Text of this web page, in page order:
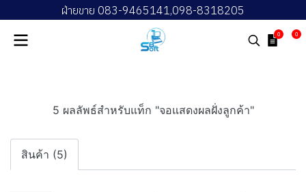
ฝ่ายขาย 083-9465141,098-8318205
0 0
5 ผลลัพธ์สำหรับแท็ก "จอแสดงผลฝั่งลูกค้า"
สินค้า (5)